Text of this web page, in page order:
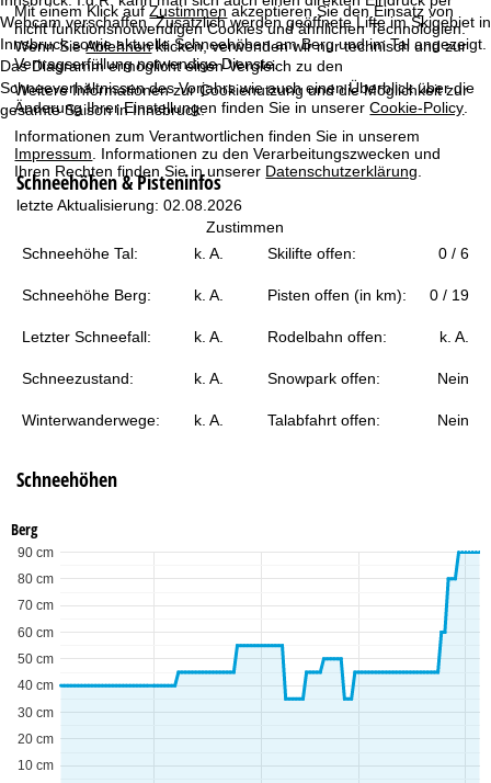
Mit einem Klick aufZustimmenakzeptieren Sie den Einsatz von
nicht funktionsnotwendigen Cookies und ähnlichen Technologien.
Wenn SieAblehnenklicken, verwenden wir nur technisch und zur
Vertragserfüllung notwendige Dienste.
Weitere Informationen zur Cookienutzung und die Möglichkeit zur
Änderung Ihrer Einstellungen finden Sie in unsererCookie-Policy.
Informationen zum Verantwortlichen finden Sie in unserem
Impressum. Informationen zu den Verarbeitungszwecken und
Ihren Rechten finden Sie in unserer Datenschutzerklärung.
Zustimmen
t
i
t
e
Webcam verschaffen. Zusätzlich werden geöffnete Lifte im Skigebiet in
Innsbruck sowie aktuelle Schneehöhen am Berg und im Tal angezeigt.
Das Diagramm ermöglicht einen Vergleich zu den
Schneeverhältnissen des Vorjahrs wie auch einen Überblick über die
gesamte Saison in Innsbruck.
Schneehöhen & Pisteninfos
letzte Aktualisierung: 02.08.2026
Schneehöhe Tal: k. A. Skilifte offen: 0 / 6
Schneehöhe Berg: k. A. Pisten offen (in km): 0 / 19
Letzter Schneefall: k. A. Rodelbahn offen: k. A.
Schneezustand: k. A. Snowpark offen: Nein
Winterwanderwege: k. A. Talabfahrt offen: Nein
Schneehöhen
Berg
10 cm
20 cm
30 cm
40 cm
50 cm
60 cm
70 cm
80 cm
90 cm